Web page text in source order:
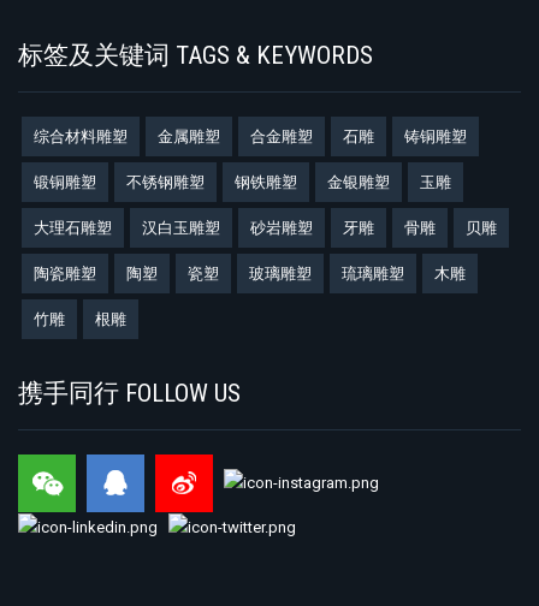
标签及关键词 TAGS & KEYWORDS
综合材料雕塑 金属雕塑 合金雕塑 石雕 铸铜雕塑
锻铜雕塑 不锈钢雕塑 钢铁雕塑 金银雕塑 玉雕
大理石雕塑 汉白玉雕塑 砂岩雕塑 牙雕 骨雕 贝雕
陶瓷雕塑 陶塑 瓷塑 玻璃雕塑 琉璃雕塑 木雕
竹雕 根雕
携手同行 FOLLOW US